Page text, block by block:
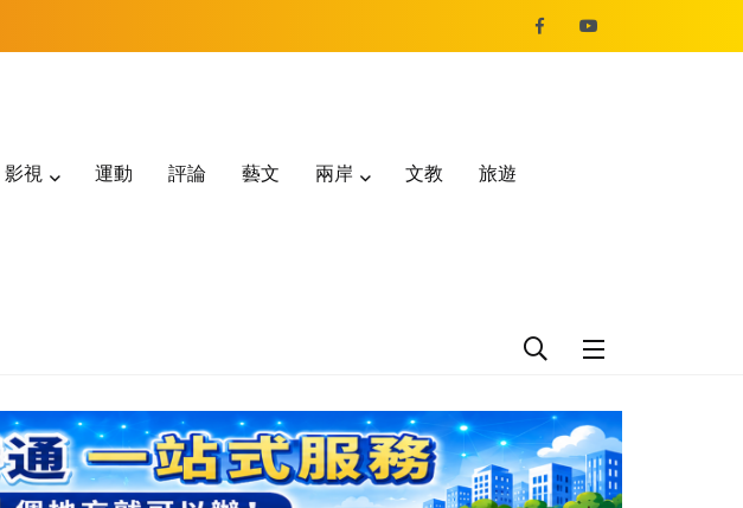
影視 運動 評論 藝文 兩岸 文教 旅遊